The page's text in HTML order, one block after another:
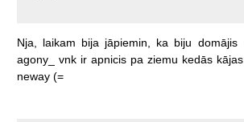
Nja, laikam bija jāpiemin, ka biju domājis
agony_
vnk ir apnicis pa ziemu kedās kājas
neway (=